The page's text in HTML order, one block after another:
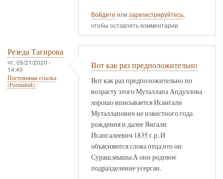
Войдите или зарегистрируйтесь,
чтобы оставлять комментарии
Резеда Тагирова
чт, 05/21/2020 -
14:40
Постоянная ссылка
(Permalink)
Вот как раз предположительно
Вот как раз предположительно по
возрасту этого Муталлапа Апдуллова
хорошо вписывается Исангали
Муталлапович не известного года
рождения и далее Янгали
Исангалеевич 1835 г.р..И
объясняются слова отца,что он
Сураш,мышы.А они родовое
подразделение усерган.